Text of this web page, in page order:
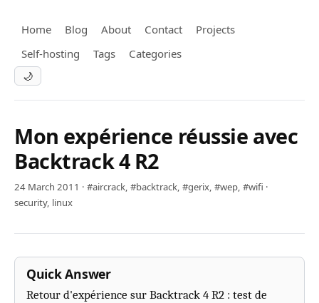
Home Blog About Contact
Projects
Self-hosting
Tags Categories
🌙
Mon expérience réussie avec
Backtrack 4 R2
24 March 2011 · #aircrack, #backtrack, #gerix, #wep, #wifi ·
security, linux
Quick Answer
Retour d'expérience sur Backtrack 4 R2 : test de